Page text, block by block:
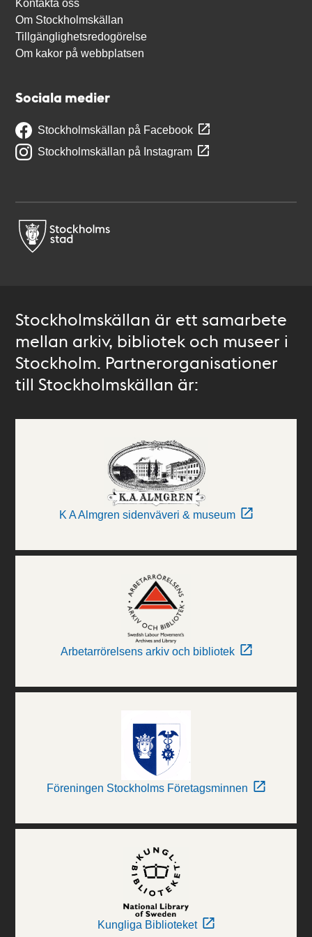
Kontakta oss
Om Stockholmskällan
Tillgänglighetsredogörelse
Om kakor på webbplatsen
Sociala medier
Stockholmskällan på Facebook
Stockholmskällan på Instagram
Stockholmskällan är ett samarbete
mellan arkiv, bibliotek och museer i
Stockholm. Partnerorganisationer
till Stockholmskällan är:
K A Almgren sidenväveri & museum
Arbetarrörelsens arkiv och bibliotek
Föreningen Stockholms Företagsminnen
Kungliga Biblioteket